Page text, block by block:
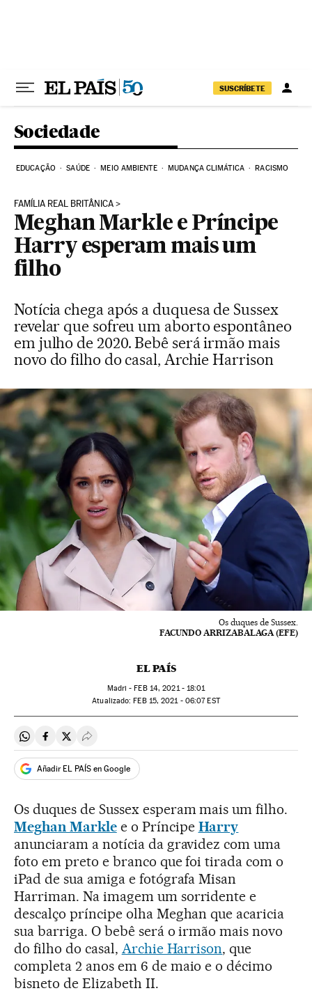
SUSCRÍBETE
Sociedade
EDUCAÇÃO SAÚDE MEIO AMBIENTE MUDANÇA CLIMÁTICA RACISMO
FAMÍLIA REAL BRITÂNICA
Meghan Markle e Príncipe
Harry esperam mais um
filho
Notícia chega após a duquesa de Sussex
revelar que sofreu um aborto espontâneo
em julho de 2020. Bebê será irmão mais
novo do filho do casal, Archie Harrison
Os duques de Sussex.
FACUNDO ARRIZABALAGA (EFE)
EL PAÍS
Madri - FEB14, 2021 - 18:01
atualizado: FEB15, 2021 - 06:07EST
Compartir en Whatsapp
Compartir en Facebook
Compartir en Twitter
Desplegar Redes Sociales
Añadir EL PAÍS en Google
Os duques de Sussex esperam mais um filho.
Meghan Marklee o Príncipe Harry
anunciaram a notícia da gravidez com uma
foto em preto e branco que foi tirada com o
iPad de sua amiga e fotógrafa Misan
Harriman. Na imagem um sorridente e
descalço príncipe olha Meghan que acaricia
sua barriga. O bebê será o irmão mais novo
do filho do casal, Archie Harrison, que
completa 2 anos em 6 de maio e o décimo
bisneto de Elizabeth II.